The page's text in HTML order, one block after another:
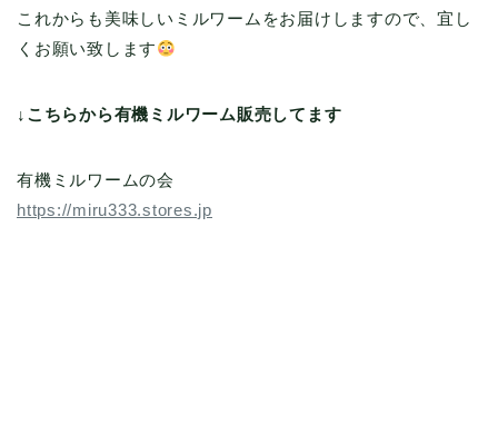
これからも美味しいミルワームをお届けしますので、宜し
くお願い致します
↓こちらから有機ミルワーム販売してます
有機ミルワームの会
https://miru333.stores.jp